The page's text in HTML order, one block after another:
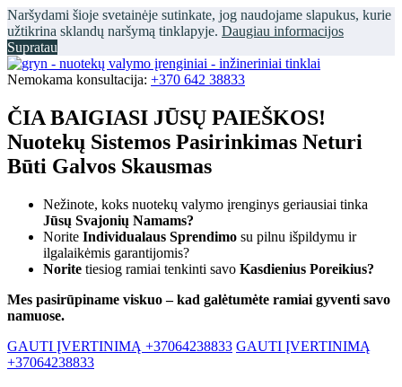
Naršydami šioje svetainėje sutinkate, jog naudojame slapukus, kurie
užtikrina sklandų naršymą tinklapyje. Daugiau informacijos
Supratau
Nemokama konsultacija: +370 642 38833
ČIA BAIGIASI JŪSŲ PAIEŠKOS!
Nuotekų Sistemos Pasirinkimas Neturi
Būti Galvos Skausmas
Nežinote, koks nuotekų valymo įrenginys geriausiai tinka
Jūsų Svajonių Namams?
Norite Individualaus Sprendimo su pilnu išpildymu ir
ilgalaikėmis garantijomis?
Norite tiesiog ramiai tenkinti savo Kasdienius Poreikius?
Mes pasirūpiname viskuo – kad galėtumėte ramiai gyventi savo
namuose.
GAUTI ĮVERTINIMĄ +37064238833 GAUTI ĮVERTINIMĄ
+37064238833